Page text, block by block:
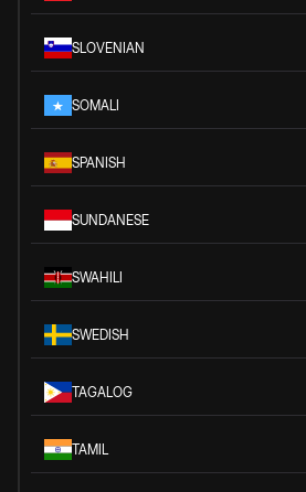
SLOVENIAN
SOMALI
SPANISH
SUNDANESE
SWAHILI
SWEDISH
TAGALOG
TAMIL